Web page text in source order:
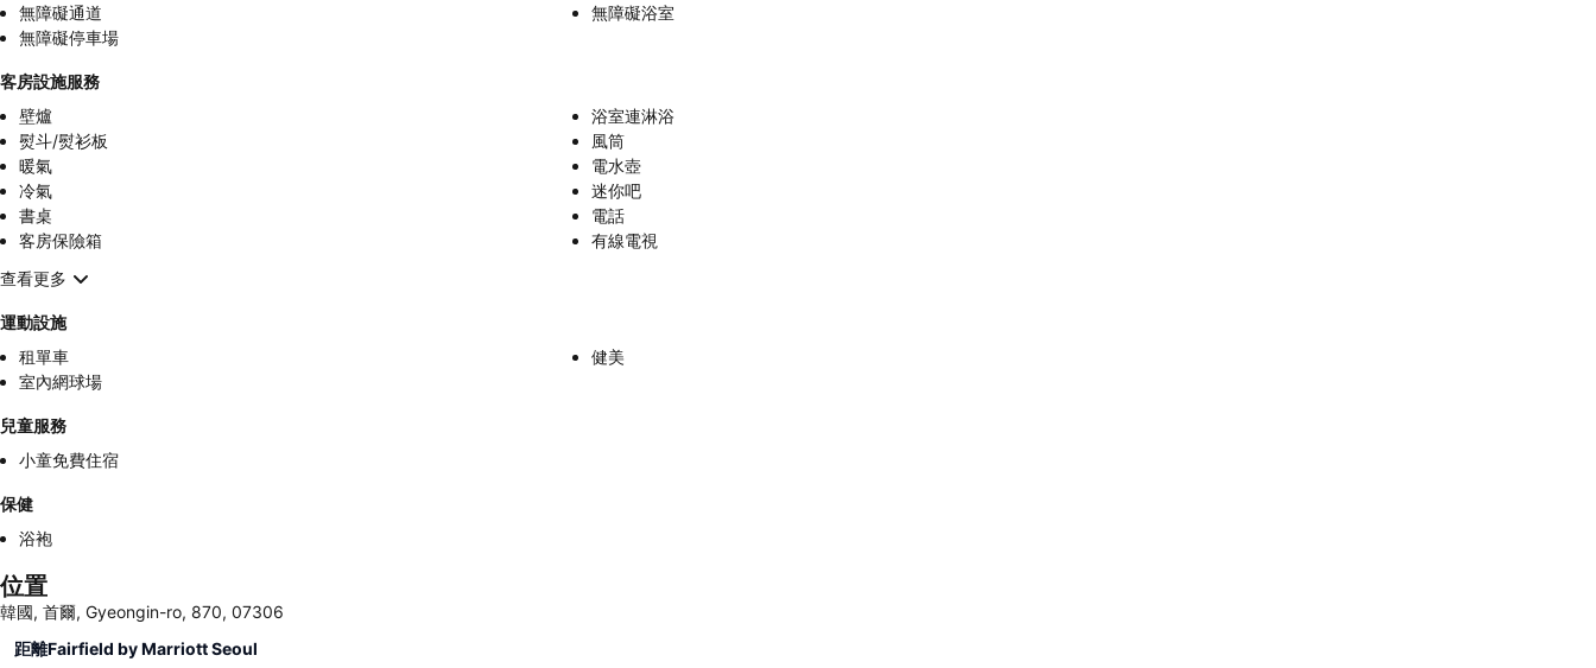
無障礙通道
無障礙浴室
無障礙停車場
客房設施服務
壁爐
浴室連淋浴
熨斗/熨衫板
風筒
暖氣
電水壺
冷氣
迷你吧
書桌
電話
客房保險箱
有線電視
查看更多
運動設施
租單車
健美
室內網球場
兒童服務
小童免費住宿
保健
浴袍
位置
韓國, 首爾, Gyeongin-ro, 870, 07306
距離Fairfield by Marriott Seoul